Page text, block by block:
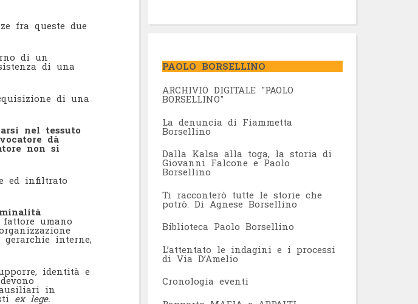
fra queste due
di un
di una
di una
nel tessuto
dà
non si
ed infiltrato
umano
interne,
identità e
ausiliari in
ex lege.
PAOLO BORSELLINO
ARCHIVIO DIGITALE "PAOLO
BORSELLINO"
La denuncia di Fiammetta
Borsellino
Dalla Kalsa alla toga, la storia di
Giovanni Falcone e Paolo
Borsellino
Ti racconterò tutte le storie che
potrò. Di Agnese Borsellino
Biblioteca Paolo Borsellino
L’attentato le indagini e i processi
di Via D’Amelio
Cronologia eventi